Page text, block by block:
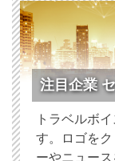
注目企業
トラベルボ
す。ロゴを
ーやニュース